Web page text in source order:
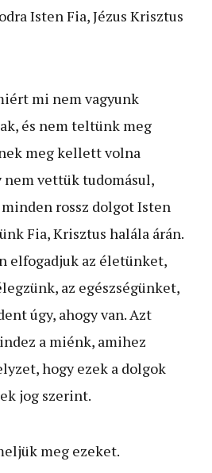
Isten Fia, Jézus Krisztus
mi nem vagyunk
és nem teltünk meg
meg kellett volna
vettük tudomásul,
rossz dolgot Isten
Fia, Krisztus halála árán.
elfogadjuk az életünket,
az egészségünket,
úgy, ahogy van. Azt
a miénk, amihez
hogy ezek a dolgok
jog szerint.
meg ezeket.